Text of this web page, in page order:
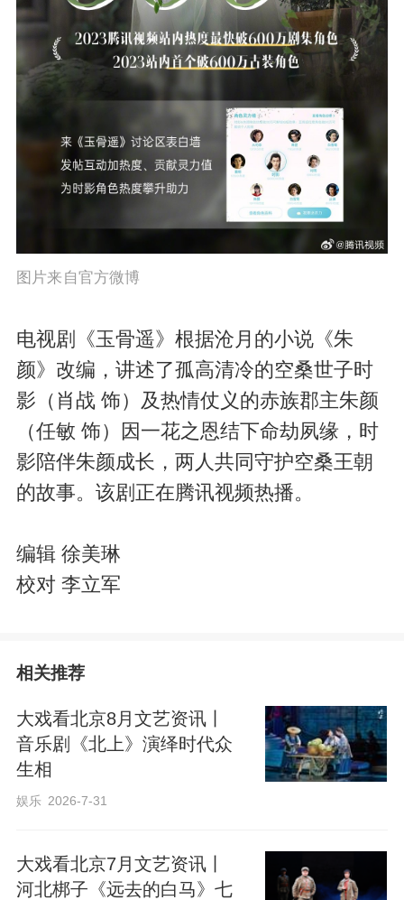
图片来自官方微博
电视剧《玉骨遥》根据沧月的小说《朱
颜》改编，讲述了孤高清冷的空桑世子时
影（肖战 饰）及热情仗义的赤族郡主朱颜
（任敏 饰）因一花之恩结下命劫夙缘，时
影陪伴朱颜成长，两人共同守护空桑王朝
的故事。该剧正在腾讯视频热播。
编辑 徐美琳
校对 李立军
相关推荐
大戏看北京8月文艺资讯丨
音乐剧《北上》演绎时代众
生相
娱乐 2026-7-31
大戏看北京7月文艺资讯丨
河北梆子《远去的白马》七